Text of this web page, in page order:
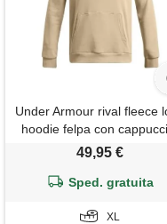
Under Armour rival fleece
hoodie felpa con
(299) cachi città / / cachi
49,95 €
Sped. gratuita
XL